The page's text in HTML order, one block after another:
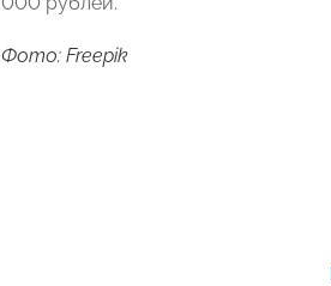
Фото: Freepik